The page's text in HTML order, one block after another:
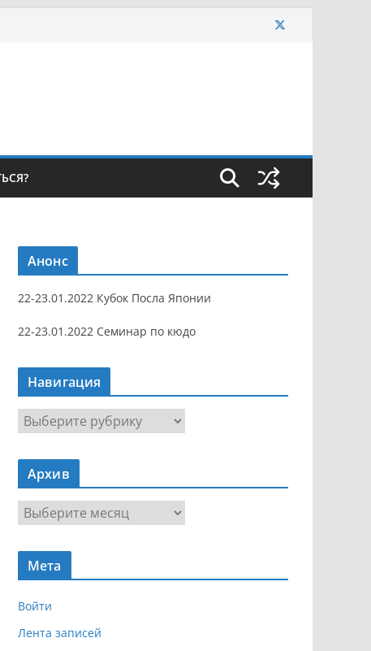
Анонс
22-23.01.2022 Кубок Посла Японии
22-23.01.2022 Семинар по кюдо
Навигация
Н
а
в
г
я
Архив
р
х
Мета
Войти
Лента записей